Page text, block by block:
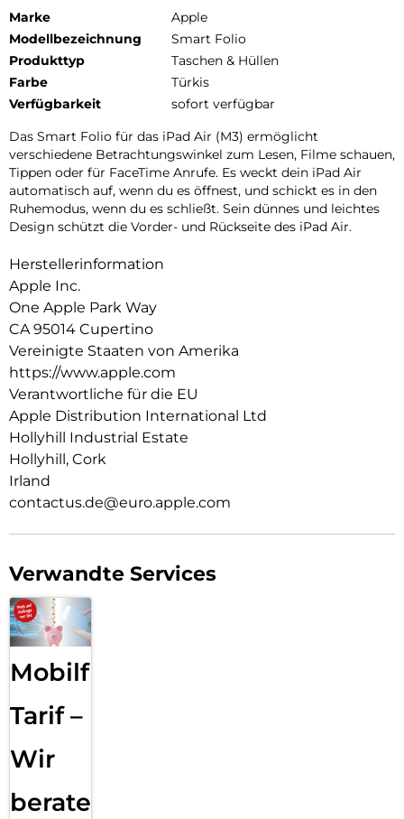
Marke
Apple
Modellbezeichnung
Smart Folio
Produkttyp
Taschen & Hüllen
Farbe
Türkis
Verfügbarkeit
sofort verfügbar
Das Smart Folio für das iPad Air (M3) ermöglicht
verschiedene Betrachtungswinkel zum Lesen, Filme schauen,
Tippen oder für FaceTime Anrufe. Es weckt dein iPad Air
auto­matisch auf, wenn du es öffnest, und schickt es in den
Ruhemodus, wenn du es schließt. Sein dünnes und leichtes
Design schützt die Vorder- und Rückseite des iPad Air.
Herstellerinformation
Apple Inc.
One Apple Park Way
CA 95014 Cupertino
Vereinigte Staaten von Amerika
https://www.apple.com
Verantwortliche für die EU
Apple Distribution International Ltd
Hollyhill Industrial Estate
Hollyhill, Cork
Irland
contactus.de@euro.apple.com
Verwandte Services
Mobilfunk
Tarif –
Wir
beraten